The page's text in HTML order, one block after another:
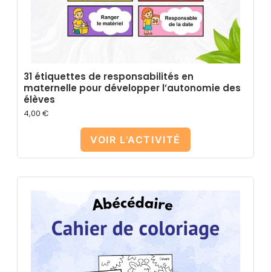
31 étiquettes de responsabilités en
maternelle pour développer l’autonomie des
élèves
4,00 €
VOIR L'ACTIVITÉ